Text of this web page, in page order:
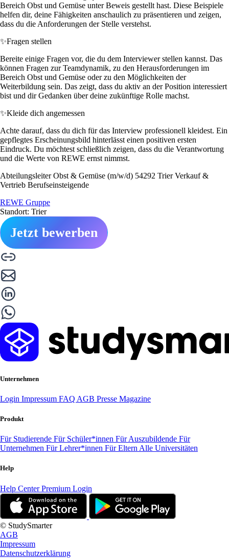
Bereich Obst und Gemüse unter Beweis gestellt hast. Diese Beispiele
helfen dir, deine Fähigkeiten anschaulich zu präsentieren und zeigen,
dass du die Anforderungen der Stelle verstehst.
✨Fragen stellen
Bereite einige Fragen vor, die du dem Interviewer stellen kannst. Das
können Fragen zur Teamdynamik, zu den Herausforderungen im
Bereich Obst und Gemüse oder zu den Möglichkeiten der
Weiterbildung sein. Das zeigt, dass du aktiv an der Position interessiert
bist und dir Gedanken über deine zukünftige Rolle machst.
✨Kleide dich angemessen
Achte darauf, dass du dich für das Interview professionell kleidest. Ein
gepflegtes Erscheinungsbild hinterlässt einen positiven ersten
Eindruck. Du möchtest schließlich zeigen, dass du die Verantwortung
und die Werte von REWE ernst nimmst.
Abteilungsleiter Obst & Gemüse (m/w/d) 54292 Trier Verkauf &
Vertrieb Berufseinsteigende
REWE Gruppe
Standort: Trier
Jetzt bewerben
Unternehmen
Login Impressum FAQ AGB Presse Magazine
Produkt
Für Studierende Für Schüler*innen Für Auszubildende Für
Unternehmen Für Lehrer*innen Für Eltern Alle Universitäten
Help
Help CenterPremium Login
© StudySmarter
AGB
Impressum
Datenschutzerklärung